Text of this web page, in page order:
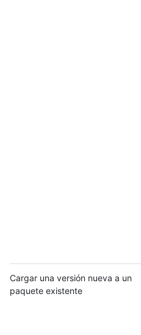
Cargar una versión nueva a un
paquete existente